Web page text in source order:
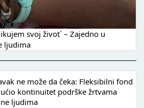
svoj život` – Zajedno u
ljudima
ne može da čeka: Fleksibilni fond
kontinuitet podrške žrtvama
ljudima